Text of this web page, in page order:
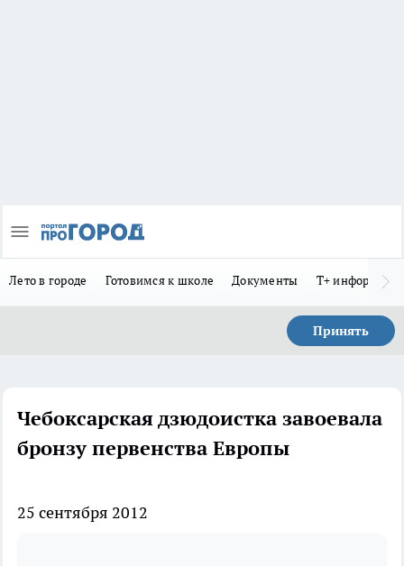
Лето в городе Готовимся к школе Документы Т+
Принять
Чебоксарская дзюдоистка завоевала
бронзу первенства Европы
25 сентября 2012